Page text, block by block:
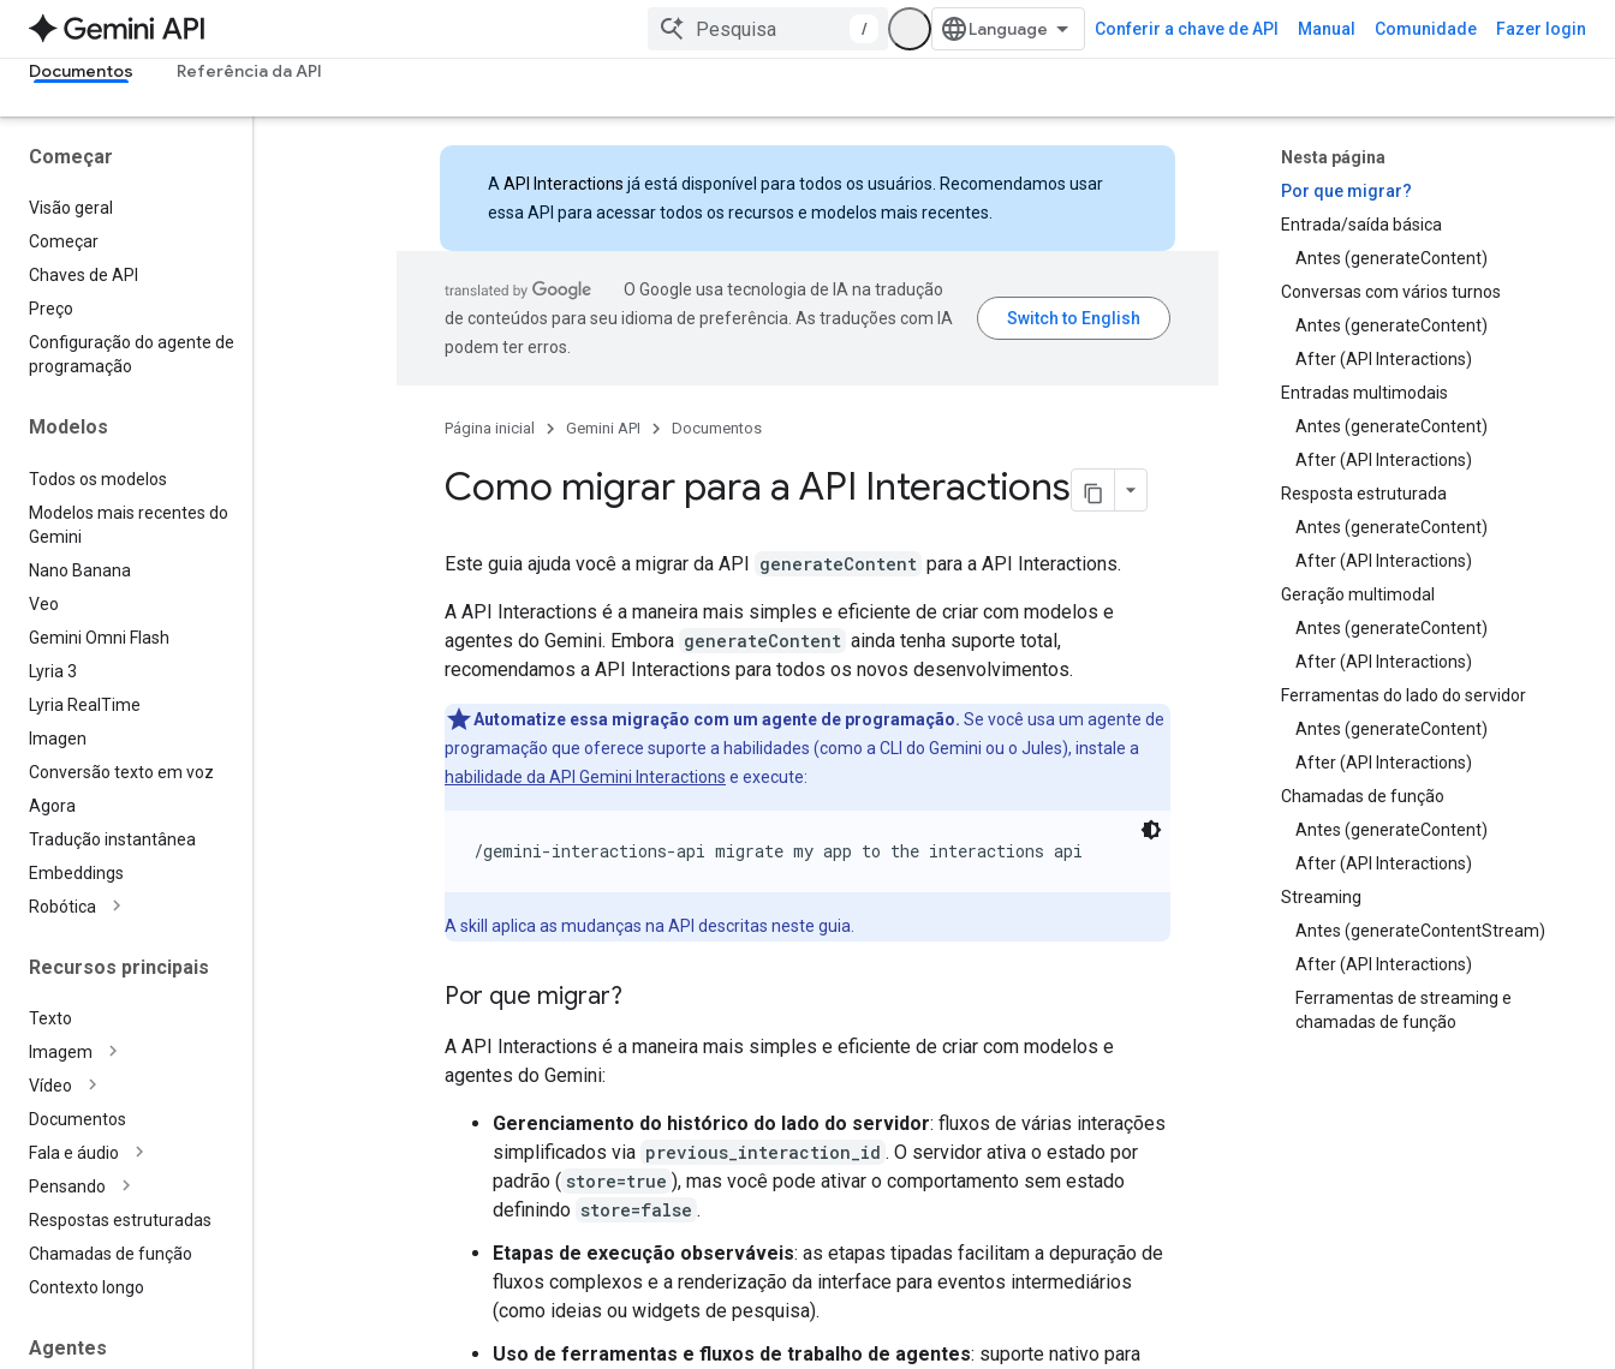
/ Conferir a chave de API Manual Comunidade Fazer login
Documentos Referência da API
Começar
Visão geral
Começar
Chaves de API
Preço
Configuração do agente de
programação
Modelos
Todos os modelos
Modelos mais recentes do
Gemini
Nano Banana
Veo
Gemini Omni Flash
Lyria 3
Lyria Real Time
Imagen
Conversão texto em voz
Agora
Tradução instantânea
Embeddings
Robótica
Recursos principais
Texto
Imagem
Vídeo
Documentos
Fala e áudio
Pensando
Respostas estruturadas
Chamadas de função
Contexto longo
Agentes
Nesta página
Por que migrar?
Entrada/saída básica
Antes (generateContent)
Conversas com vários turnos
Antes (generateContent)
After (API Interactions)
Entradas multimodais
Antes (generateContent)
After (API Interactions)
Resposta estruturada
Antes (generateContent)
After (API Interactions)
Geração multimodal
Antes (generateContent)
After (API Interactions)
Ferramentas do lado do servidor
Antes (generateContent)
After (API Interactions)
Chamadas de função
Antes (generateContent)
After (API Interactions)
Streaming
Antes (generateContentStream)
After (API Interactions)
Ferramentas de streaming e
chamadas de função
A API Interactions já está disponível para todos os usuários. Recomendamos usar
essa API para acessar todos os recursos e modelos mais recentes.
O Google usa tecnologia de IA na tradução
de conteúdos para seu idioma de preferência. As traduções com IA
podem ter erros.
Página inicial Gemini API Documentos
Como migrar para a API Interactions
Este guia ajuda você a migrar da API generateContent para a API Interactions.
A API Interactions é a maneira mais simples e eficiente de criar com modelos e
agentes do Gemini. Embora generateContent ainda tenha suporte total,
recomendamos a API Interactions para todos os novos desenvolvimentos.
Automatize essa migração com um agente de programação. Se você usa um agente de
programação que oferece suporte a habilidades (como a CLI do Gemini ou o Jules), instale a
habilidade da API Gemini Interactions e execute:
/gemini-interactions-api migrate my app to the interactions api
A skill aplica as mudanças na API descritas neste guia.
Por que migrar?
A API Interactions é a maneira mais simples e eficiente de criar com modelos e
agentes do Gemini:
Gerenciamento do histórico do lado do servidor: fluxos de várias interações
simplificados via previous_interaction_id . O servidor ativa o estado por
padrão ( store=true ), mas você pode ativar o comportamento sem estado
definindo store=false .
Etapas de execução observáveis: as etapas tipadas facilitam a depuração de
fluxos complexos e a renderização da interface para eventos intermediários
(como ideias ou widgets de pesquisa).
Uso de ferramentas e fluxos de trabalho de agentes: suporte nativo para